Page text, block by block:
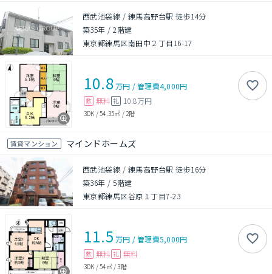
西武池袋線 / 練馬高野台駅 徒歩14分
築35年 /2階建
東京都練馬区南田中２丁目16-17
10.8万円 /管理費4,000円
敷 無料 礼 10.8万円
3DK /54.35㎡ / 2階
賃貸マンション マインドホームズ
西武池袋線 / 練馬高野台駅 徒歩16分
築36年 /5階建
東京都練馬区谷原１丁目7-23
11.5 万円 /管理費5,000円
敷 無料 礼 無料
3DK /54㎡/3階